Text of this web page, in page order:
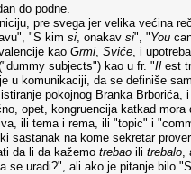
do podne.
pre svega jer velika većina
"S kim si , onakav si", "You
kao Grmi Sviće , i
subjects") kao u fr. "Il est
u komunikaciji, da se definiše
pokojnog Branka Brborića,
opet, kongruencija katkad
ili tema i rema, ili "topic" i
sastanak na kome sekretar
da li da kažemo trebao ili trebalo
se uradi?", ali ako je pitanje bilo